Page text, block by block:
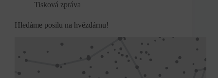
Tisková zpráva
Hledáme posilu na hvězdárnu!